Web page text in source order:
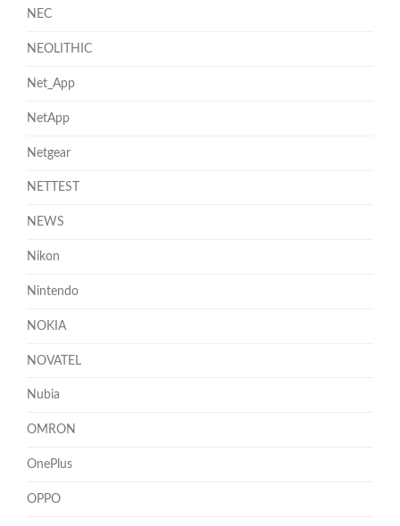
NEC
NEOLITHIC
Net_App
NetApp
Netgear
NETTEST
NEWS
Nikon
Nintendo
NOKIA
NOVATEL
Nubia
OMRON
OnePlus
OPPO